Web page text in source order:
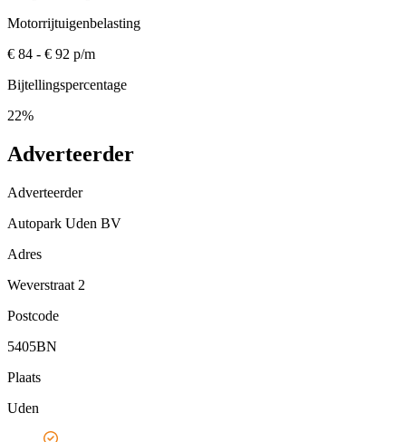
Motorrijtuigenbelasting
€ 84 - € 92 p/m
Bijtellingspercentage
22%
Adverteerder
Adverteerder
Autopark Uden BV
Adres
Weverstraat 2
Postcode
5405BN
Plaats
Uden